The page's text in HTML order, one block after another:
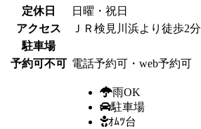
定休日
日曜・祝日
アクセス
ＪＲ検見川浜より徒歩2分
駐車場
予約可不可 電話予約可・web予約可
雨OK
駐車場
ｵﾑﾂ台